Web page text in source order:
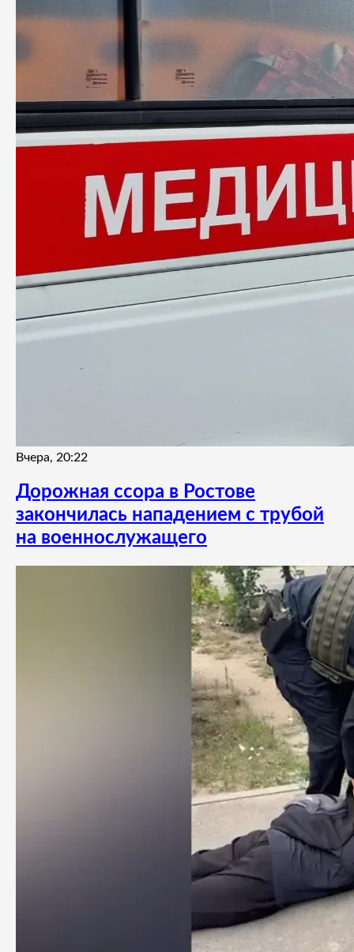
Вчера, 20:22
Дорожная ссора в Ростове
закончилась нападением с трубой
на военнослужащего